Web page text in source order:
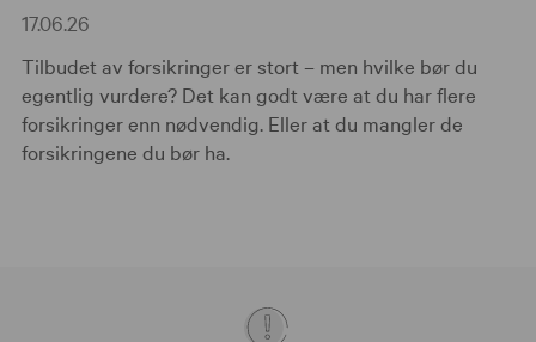
17.06.26
Tilbudet av forsikringer er stort – men hvilke bør du
egentlig vurdere? Det kan godt være at du har flere
forsikringer enn nødvendig. Eller at du mangler de
forsikringene du bør ha.